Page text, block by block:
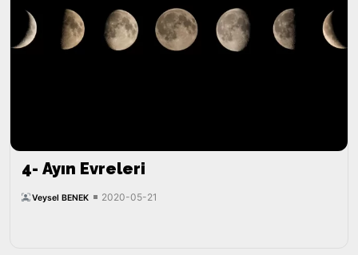
4- Ayın Evreleri
Veysel BENEK 2020-05-21